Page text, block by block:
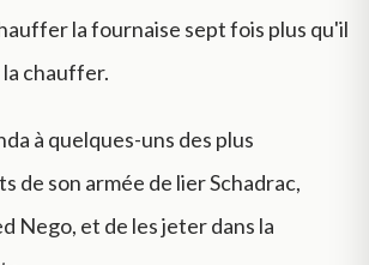
la fournaise sept fois plus qu'il
chauffer.
à quelques-uns des plus
de son armée de lier Schadrac,
Nego, et de les jeter dans la